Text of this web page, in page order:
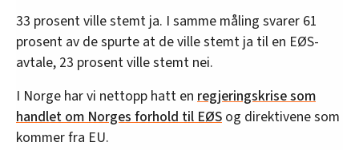
33 prosent ville stemt ja. I samme måling svarer 61
prosent av de spurte at de ville stemt ja til en EØS-
avtale, 23 prosent ville stemt nei.
I Norge har vi nettopp hatt en regjeringskrise som
handlet om Norges forhold til EØS og direktivene som
kommer fra EU.